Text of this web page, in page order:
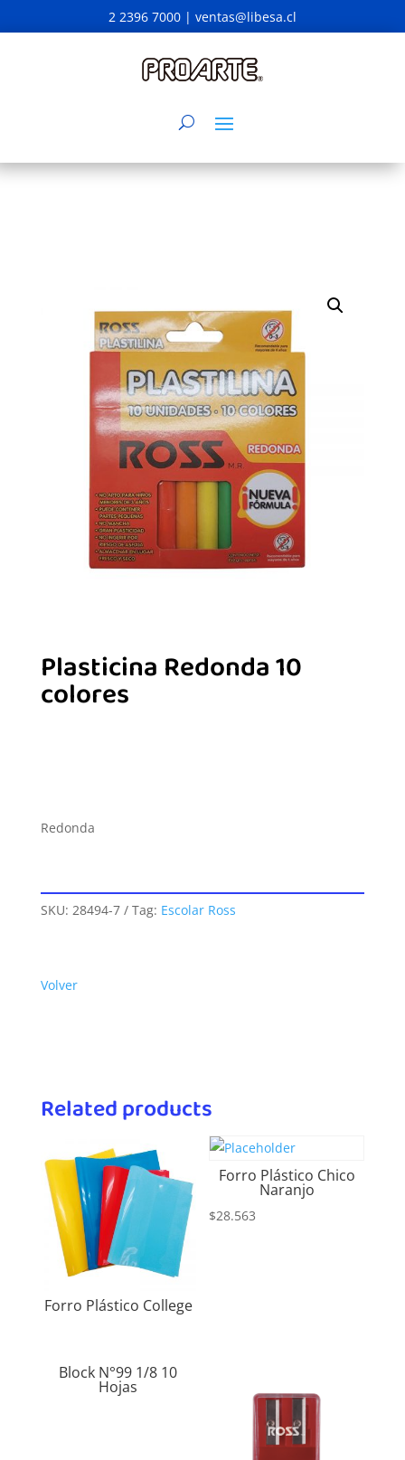
2 2396 7000 | ventas@libesa.cl
Plasticina Redonda 10
colores
Redonda
SKU: 28494-7 Tag: Escolar Ross
Volver
Related products
Forro Plástico College
Forro Plástico Chico
Naranjo
$28.563
Block N°99 1/8 10
Hojas